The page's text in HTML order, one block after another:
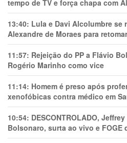
tempo de TV e força chapa com
13:40: Lula e Davi Alcolumbre se
Alexandre de Moraes para
11:57: Rejeição do PP a Flávio
Rogério Marinho como vice
11:14: Homem é preso após
xenofóbicas contra médico em
10:54: DESCONTROLADO,
Bolsonaro, surta ao vivo e FOGE